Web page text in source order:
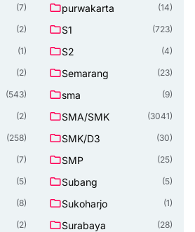
(7) purwakarta (14)
(2) S1 (723)
(1) S2 (4)
(2) Semarang (23)
(543) sma (9)
(2) SMA/SMK (3041)
(258) SMK/D3 (30)
(7) SMP (25)
(5) Subang (5)
(8) Sukoharjo (1)
(2) Surabaya (28)